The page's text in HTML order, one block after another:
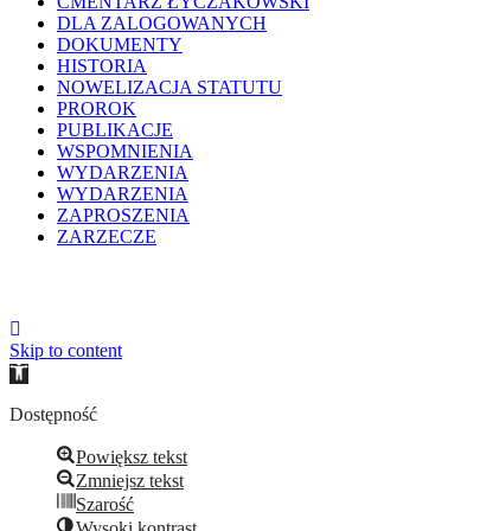
DLA ZALOGOWANYCH
DOKUMENTY
HISTORIA
NOWELIZACJA STATUTU
PROROK
PUBLIKACJE
WSPOMNIENIA
WYDARZENIA
WYDARZENIA
ZAPROSZENIA
ZARZECZE
Skip to content
Open
Dostępność
Powiększ tekst
Zmniejsz tekst
Szarość